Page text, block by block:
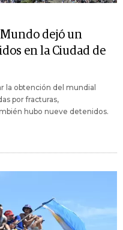
dejó un
en la Ciudad de
la obtención del mundial
por fracturas,
hubo nueve detenidos.